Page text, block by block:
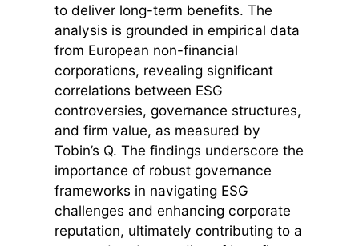
to deliver long-term benefits. The
analysis is grounded in empirical data
from European non-financial
corporations, revealing significant
correlations between ESG
controversies, governance structures,
and firm value, as measured by
Tobin’s Q. The findings underscore the
importance of robust governance
frameworks in navigating ESG
challenges and enhancing corporate
reputation, ultimately contributing to a